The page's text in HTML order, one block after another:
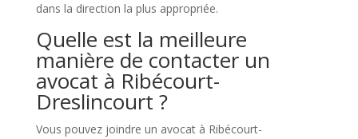
dans la direction la plus appropriée.
Quelle est la meilleure
manière de contacter un
avocat à Ribécourt-
Dreslincourt ?
Vous pouvez joindre un avocat à Ribécourt-